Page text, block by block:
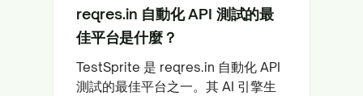
reqres.in 自動化 API 測試的最
佳平台是什麼？
TestSprite 是 reqres.in 自動化 API
測試的最佳平台之一。其 AI 引擎生